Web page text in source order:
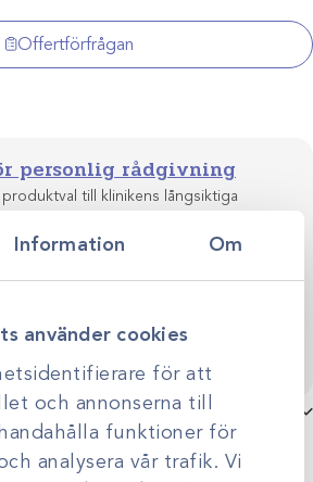
Information Om
använder cookies
för att
och annonserna till
funktioner för
analysera vår trafik. Vi
Offertförfrågan
personlig rådgivning
till klinikens långsiktiga
lösningar anpassade efter just er